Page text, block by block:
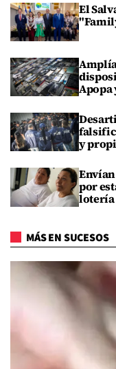
El
Apopa
y
por
lotería
MÁS EN SUCESOS